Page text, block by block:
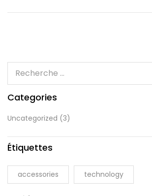
Categories
Uncategorized (3)
Étiquettes
accessories technology